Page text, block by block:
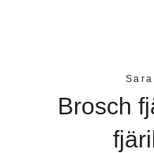
Brosch